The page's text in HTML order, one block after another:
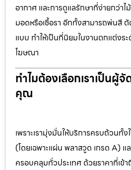
อากาศ และการดูแลรักษาที่ง่ายกว่า
มอดหรือเชื้อรา อีกทั้งสามารถพ่นสี
แบบ ทำให้เป็นที่นิยมในงานตกแต่งร
โฆษณา
ทำไมต้องเลือกเราเป็นผู้
คุณ
เพราะเรามุ่งมั่นให้บริการครบถ้วนทั้
(โดยเฉพาะแผ่น พลาสวูด เกรด A) แ
ครอบคลุมทั่วประเทศ ด้วยราคาที่เข้